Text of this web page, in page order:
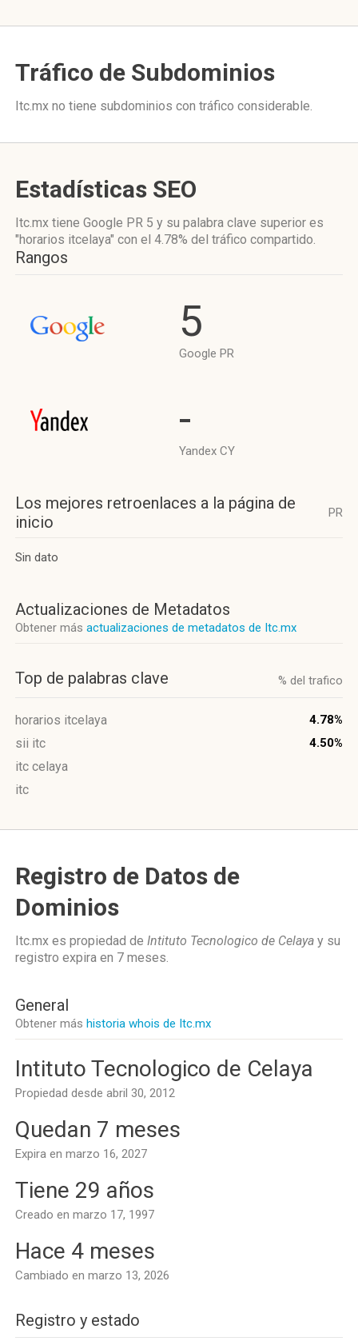
Tráfico de Subdominios
Itc.mx no tiene subdominios con tráfico considerable.
Estadísticas SEO
Itc.mx tiene Google PR 5 y su palabra clave superior es
"horarios itcelaya" con el 4.78% del tráfico compartido.
Rangos
5
Google PR
-
Yandex CY
Los mejores retroenlaces a la página de
inicio
PR
Sin dato
Actualizaciones de Metadatos
Obtener más actualizaciones de metadatos de Itc.mx
Top de palabras clave % del trafico
horarios itcelaya 4.78%
sii itc 4.50%
itc celaya
itc
Registro de Datos de
Dominios
Itc.mx es propiedad de Intituto Tecnologico de Celaya y su
registro expira en 7 meses.
General
Obtener más historia whois de Itc.mx
Intituto Tecnologico de Celaya
Propiedad desde abril 30, 2012
Quedan 7 meses
Expira en marzo 16, 2027
Tiene 29 años
Creado en marzo 17, 1997
Hace 4 meses
Cambiado en marzo 13, 2026
Registro y estado